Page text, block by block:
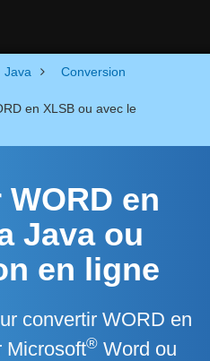
Java Conversion
en XLSB ou avec le
en
Java ou
en ligne
convertir WORD en
Microsoft®Word ou